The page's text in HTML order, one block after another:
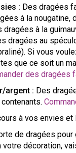
: Des dragées
à la nougatine,
dragées à la
dragées au
Si vous
que ce soit un
des dragées
argent : Des
à vos envies
de dragées
décoration,